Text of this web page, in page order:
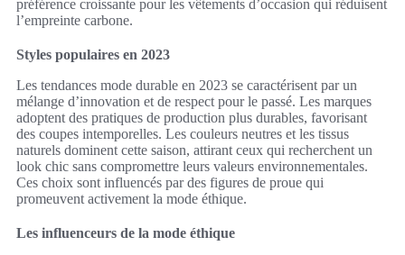
préférence croissante pour les vêtements d’occasion qui réduisent
l’empreinte carbone.
Styles populaires en 2023
Les tendances mode durable en 2023 se caractérisent par un
mélange d’innovation et de respect pour le passé. Les marques
adoptent des pratiques de production plus durables, favorisant
des coupes intemporelles. Les couleurs neutres et les tissus
naturels dominent cette saison, attirant ceux qui recherchent un
look chic sans compromettre leurs valeurs environnementales.
Ces choix sont influencés par des figures de proue qui
promeuvent activement la mode éthique.
Les influenceurs de la mode éthique